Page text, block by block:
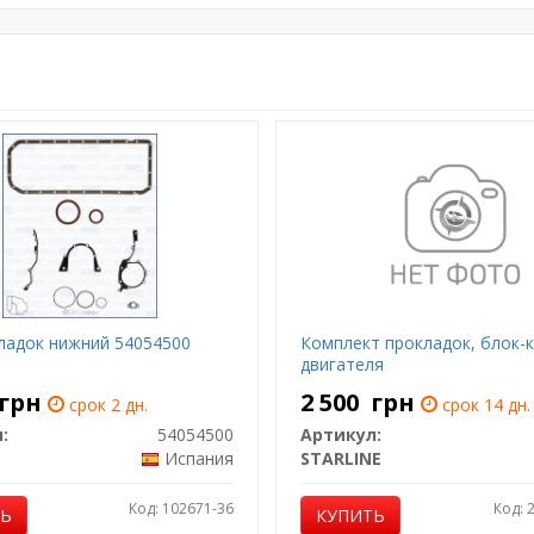
нижний 54054500
срок 2 дн.
54054500
Испания
Код: 102671-36
Комплект прокладок, блок-
двигателя
2 500 грн
срок 14 дн.
Артикул:
STARLINE
КУПИТЬ Код: